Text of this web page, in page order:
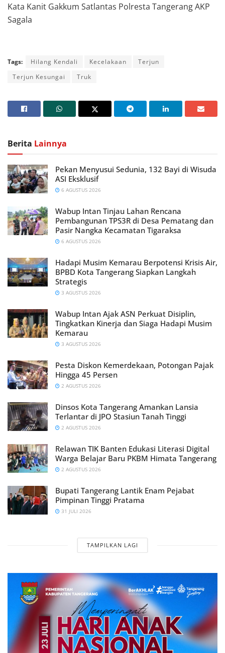
Kata Kanit Gakkum Satlantas Polresta Tangerang AKP
Sagala
Tags: Hilang Kendali Kecelakaan
Terjun
Terjun Kesungai
Truk
Berita Lainnya
Pekan Menyusui Sedunia, 132 Bayi di Wisuda
ASI Eksklusif
6 AGUSTUS 2026
Wabup Intan Tinjau Lahan Rencana
Pembangunan TPS3R di Desa Pematang dan
Pasir Nangka Kecamatan Tigaraksa
6 AGUSTUS 2026
Hadapi Musim Kemarau Berpotensi Krisis Air,
BPBD Kota Tangerang Siapkan Langkah
Strategis
3 AGUSTUS 2026
Wabup Intan Ajak ASN Perkuat Disiplin,
Tingkatkan Kinerja dan Siaga Hadapi Musim
Kemarau
3 AGUSTUS 2026
Pesta Diskon Kemerdekaan, Potongan Pajak
Hingga 45 Persen
2 AGUSTUS 2026
Dinsos Kota Tangerang Amankan Lansia
Terlantar di JPO Stasiun Tanah Tinggi
2 AGUSTUS 2026
Relawan TIK Banten Edukasi Literasi Digital
Warga Belajar Baru PKBM Himata Tangerang
2 AGUSTUS 2026
Bupati Tangerang Lantik Enam Pejabat
Pimpinan Tinggi Pratama
31 JULI 2026
TAMPILKAN LAGI